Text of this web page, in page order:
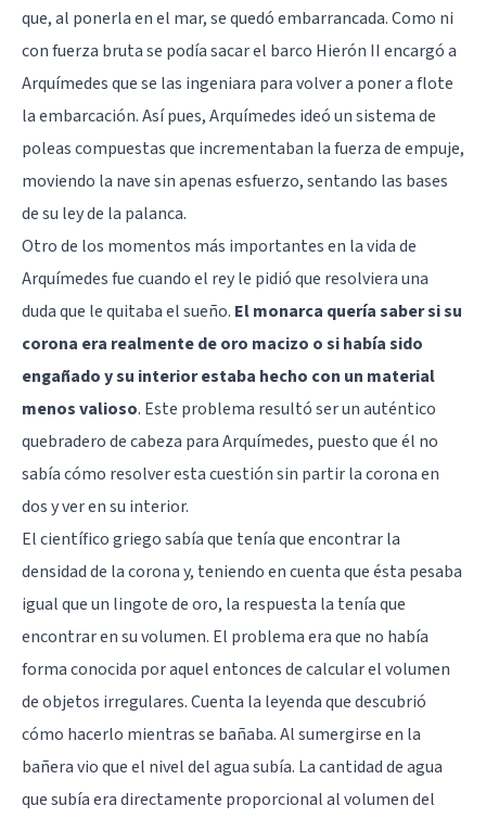
que, al ponerla en el mar, se quedó embarrancada. Como ni
con fuerza bruta se podía sacar el barco Hierón II encargó a
Arquímedes que se las ingeniara para volver a poner a flote
la embarcación. Así pues, Arquímedes ideó un sistema de
poleas compuestas que incrementaban la fuerza de empuje,
moviendo la nave sin apenas esfuerzo, sentando las bases
de su ley de la palanca.
Otro de los momentos más importantes en la vida de
Arquímedes fue cuando el rey le pidió que resolviera una
duda que le quitaba el sueño. El monarca quería saber si su
corona era realmente de oro macizo o si había sido
engañado y su interior estaba hecho con un material
menos valioso. Este problema resultó ser un auténtico
quebradero de cabeza para Arquímedes, puesto que él no
sabía cómo resolver esta cuestión sin partir la corona en
dos y ver en su interior.
El científico griego sabía que tenía que encontrar la
densidad de la corona y, teniendo en cuenta que ésta pesaba
igual que un lingote de oro, la respuesta la tenía que
encontrar en su volumen. El problema era que no había
forma conocida por aquel entonces de calcular el volumen
de objetos irregulares. Cuenta la leyenda que descubrió
cómo hacerlo mientras se bañaba. Al sumergirse en la
bañera vio que el nivel del agua subía. La cantidad de agua
que subía era directamente proporcional al volumen del